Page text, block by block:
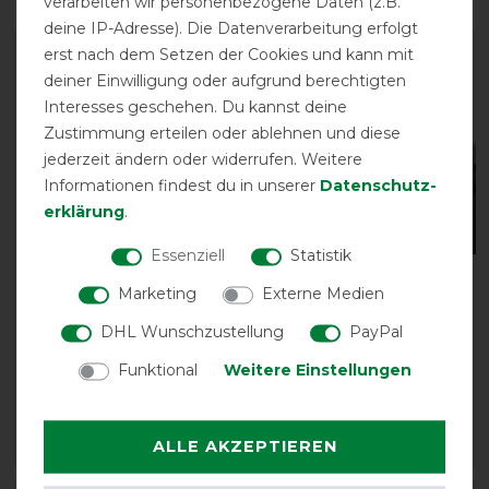
-10%
Fly Super-Dry 0g
vorher 74,95 €
ARTIKEL MERKEN
-10%
Fliegenschutzmaske mit
abnehmbarem
ARTIKEL MERKEN
deine IP-Adresse). Die Datenverarbeitung erfolgt
erst nach dem Setzen der Cookies und kann mit
deiner Einwilligung oder aufgrund berechtigten
Interesses geschehen. Du kannst deine
Zustimmung erteilen oder ablehnen und diese
jederzeit ändern oder widerrufen. Weitere
Informationen findest du in unserer Daten­schutz­
erklärung.
Essenziell
Statistik
Marketing
Externe Medien
DHL Wunschzustellung
PayPal
Funktional
Weitere Einstellungen
ALLE AKZEPTIEREN